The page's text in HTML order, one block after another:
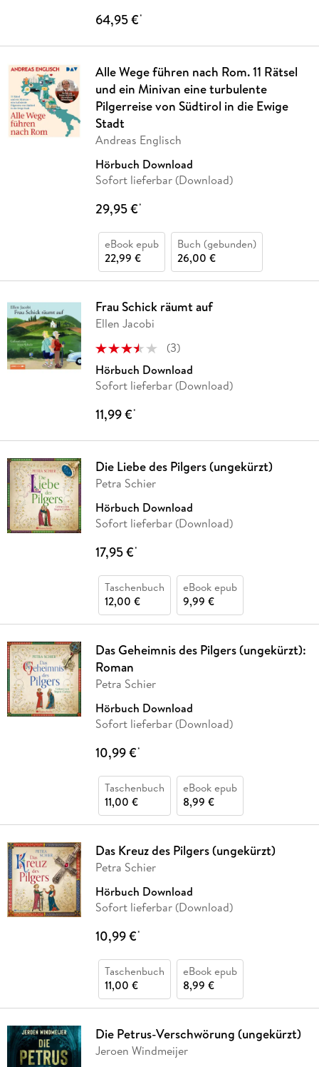
64,95 €*
Alle Wege führen nach Rom. 11 Rätsel
und ein Minivan eine turbulente
Pilgerreise von Südtirol in die Ewige
Stadt
Andreas Englisch
Hörbuch Download
Sofort lieferbar (Download)
29,95 €*
eBook epub
22,99 €
Buch (gebunden)
26,00 €
Frau Schick räumt auf
Ellen Jacobi
(3)
Hörbuch Download
Sofort lieferbar (Download)
11,99 €*
Die Liebe des Pilgers (ungekürzt)
Petra Schier
Hörbuch Download
Sofort lieferbar (Download)
17,95 €*
Taschenbuch
12,00 €
eBook epub
9,99 €
Das Geheimnis des Pilgers (ungekürzt):
Roman
Petra Schier
Hörbuch Download
Sofort lieferbar (Download)
10,99 €*
Taschenbuch
11,00 €
eBook epub
8,99 €
Das Kreuz des Pilgers (ungekürzt)
Petra Schier
Hörbuch Download
Sofort lieferbar (Download)
10,99 €*
Taschenbuch
11,00 €
eBook epub
8,99 €
Die Petrus-Verschwörung (ungekürzt)
Jeroen Windmeijer